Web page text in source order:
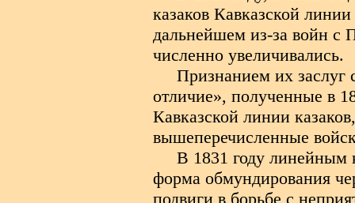
казаков Кавказской
дальнейшем из-за войн с
численно увеличивались.
Признанием их заслуг
отличие», полученные в
Кавказской линии
вышеперечисленные
В 1831 году линейным
форма обмундирования
подвиги в борьбе с